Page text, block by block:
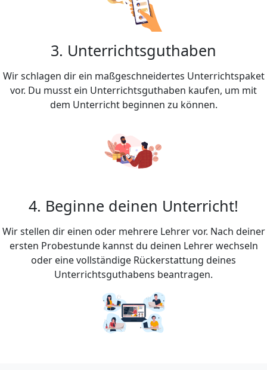
3. Unterrichtsguthaben
Wir schlagen dir ein maßgeschneidertes Unterrichtspaket
vor. Du musst ein Unterrichtsguthaben kaufen, um mit
dem Unterricht beginnen zu können.
4. Beginne deinen Unterricht!
Wir stellen dir einen oder mehrere Lehrer vor. Nach deiner
ersten Probestunde kannst du deinen Lehrer wechseln
oder eine vollständige Rückerstattung deines
Unterrichtsguthabens beantragen.